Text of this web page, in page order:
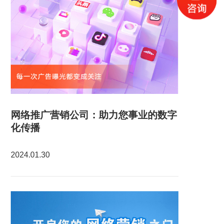
网络推广营销公司：助力您事业的数字
化传播
2024.01.30